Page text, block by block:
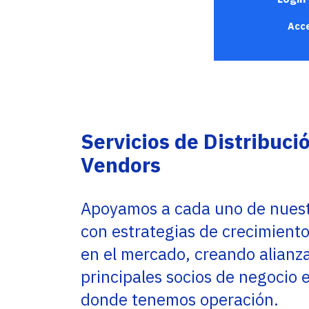
proveedores de servicios basados en el
Servicios de
Vendors
Apoyamos a cada uno de
con estrategias de
en el mercado, creando
principales socios de negocio
donde tenemos operación.